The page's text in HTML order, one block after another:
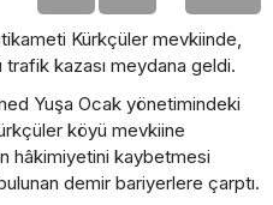
Kürkçüler mevkiinde,
trafik kazası meydana geldi.
Yuşa Ocak yönetimindeki
köyü mevkiine
hâkimiyetini kaybetmesi
demir bariyerlere çarptı.